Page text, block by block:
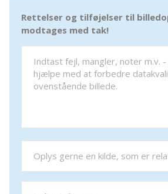
Rettelser og tilføjelser til
modtages med tak!